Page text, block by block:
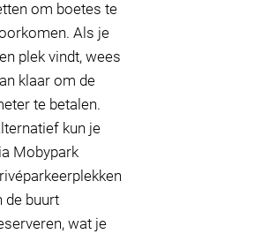
om boetes te
Als je
plek vindt, wees
klaar om de
te betalen.
kun je
Mobypark
de buurt
wat je